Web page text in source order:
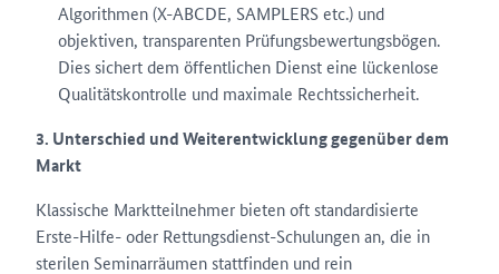
Algorithmen (X-ABCDE, SAMPLERS etc.) und
objektiven, transparenten Prüfungsbewertungsbögen.
Dies sichert dem öffentlichen Dienst eine lückenlose
Qualitätskontrolle und maximale Rechtssicherheit.
3. Unterschied und Weiterentwicklung gegenüber dem
Markt
Klassische Marktteilnehmer bieten oft standardisierte
Erste-Hilfe- oder Rettungsdienst-Schulungen an, die in
sterilen Seminarräumen stattfinden und rein